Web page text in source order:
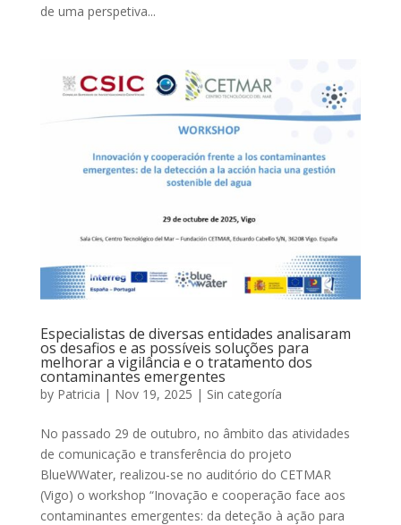
de uma perspetiva...
Especialistas de diversas entidades analisaram
os desafios e as possíveis soluções para
melhorar a vigilância e o tratamento dos
contaminantes emergentes
by Patricia | Nov 19, 2025 | Sin categoría
No passado 29 de outubro, no âmbito das atividades
de comunicação e transferência do projeto
BlueWWater, realizou-se no auditório do CETMAR
(Vigo) o workshop “Inovação e cooperação face aos
contaminantes emergentes: da deteção à ação para